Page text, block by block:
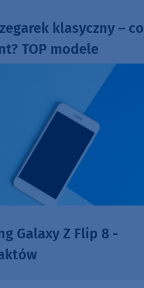
klasyczny – co
TOP modele
Galaxy Z Flip 8 -